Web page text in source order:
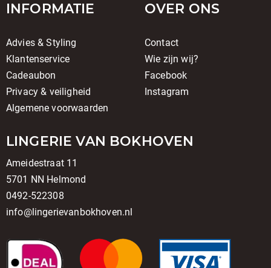
INFORMATIE
Advies & Styling
Klantenservice
Cadeaubon
Privacy & veiligheid
Algemene voorwaarden
OVER ONS
Contact
Wie zijn wij?
Facebook
Instagram
LINGERIE VAN BOKHOVEN
Ameidestraat 11
5701 NN Helmond
0492-522308
info@lingerievanbokhoven.nl